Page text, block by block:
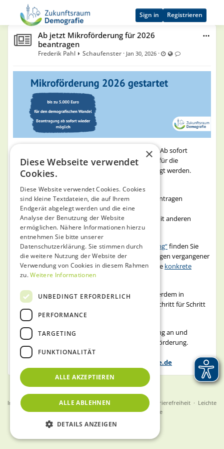
Sign in Registrieren
Ab jetzt Mikroförderung für 2026
beantragen
Frederik Pahl Schaufenster· Jan 30, 2026 · Last updated Jul 1,
Visible also to
Gute Nachrichten für alle Kommunen und Kreise: Ab sofort
können wieder bis zu 5.000 Euro Mikroförderung für die
Gestaltung des demografischen Wandels beantragt werden.
Die Rahmenbedingungen bleiben unverändert:
✔️ bis zu 5.000 Euro bis Ende September 2026 beantragen
✔️ für Beratungen zur Demografiegestaltung
✔️ sowie für Reisekosten z. B. für den Austausch mit anderen
Kommunen oder zu unseren Veranstaltungen
Im Zukunftsraum Demografie imRaum „Förderung“finden Sie
weitere Informationen, dieFAQs, die Aufzeichnungen vergangener
Infoveranstaltungen zur Mikroförderung sowie die konkrete
Beantragung.
Unterstützung bei der Antragstellung gibt es außerdem in
unserem
, das Ihnen Schritt für Schritt
bei der Vorbereitung Ihres Antragstextes hilft.
📞 Gerne bieten wir auch eine persönliche Beratung an und
unterstützen Sie individuell bei Fragen zur Mikroförderung.
Machen Sie einen Termin aus unter der E-Mail:
mikrofoerderung@zukunftsraum-demografie.de
Impressum Datenschutz ·Nutzungsbedingungen · Barrierefreiheit · Leichte
Sprache·English·Gebärdensprache
×
Diese Webseite verwendet
Cookies.
Diese Website verwendet Cookies. Cookies
sind kleine Textdateien, die auf Ihrem
Endgerät abgelegt werden und die eine
Analyse der Benutzung der Website
ermöglichen. Nähere Informationen hierzu
entnehmen Sie bitte unserer
Datenschutzerklärung. Sie stimmen durch
die weitere Nutzung der Website der
Verwendung von Cookies in diesem Rahmen
zu.Weitere Informationen
UNBEDINGT ERFORDERLICH
PERFORMANCE
TARGETING
FUNKTIONALITÄT
ALLE AKZEPTIEREN
ALLE ABLEHNEN
DETAILS ANZEIGEN